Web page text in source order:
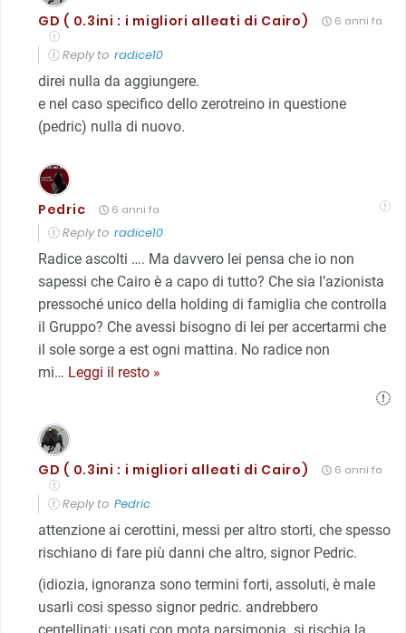
GD ( 0.3ini : i migliori alleati di Cairo) 6 anni fa
Reply to radice10
direi nulla da aggiungere.
e nel caso specifico dello zerotreino in questione
(pedric) nulla di nuovo.
Pedric 6 anni fa
Reply to radice10
Radice ascolti …. Ma davvero lei pensa che io non
sapessi che Cairo è a capo di tutto? Che sia l’azionista
pressoché unico della holding di famiglia che controlla
il Gruppo? Che avessi bisogno di lei per accertarmi che
il sole sorge a est ogni mattina. No radice non
mi… Leggi il resto »
GD ( 0.3ini : i migliori alleati di Cairo) 6 anni fa
Reply to Pedric
attenzione ai cerottini, messi per altro storti, che spesso
rischiano di fare più danni che altro, signor Pedric.
(idiozia, ignoranza sono termini forti, assoluti, è male
usarli cosi spesso signor pedric. andrebbero